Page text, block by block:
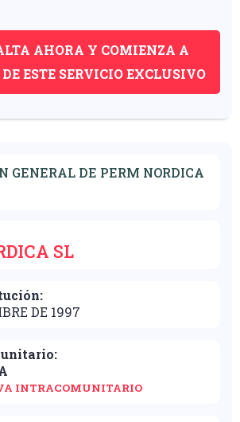
AHORA Y COMIENZA A
ESTE SERVICIO EXCLUSIVO
GENERAL DE PERM NORDICA
SL
DE 1997
INTRACOMUNITARIO